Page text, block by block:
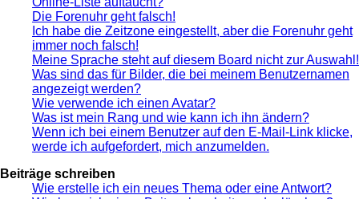
Die Forenuhr geht falsch!
Ich habe die Zeitzone eingestellt, aber die Forenuhr geht
immer noch falsch!
Meine Sprache steht auf diesem Board nicht zur Auswahl!
Was sind das für Bilder, die bei meinem Benutzernamen
angezeigt werden?
Wie verwende ich einen Avatar?
Was ist mein Rang und wie kann ich ihn ändern?
Wenn ich bei einem Benutzer auf den E-Mail-Link klicke,
werde ich aufgefordert, mich anzumelden.
Beiträge schreiben
Wie erstelle ich ein neues Thema oder eine Antwort?